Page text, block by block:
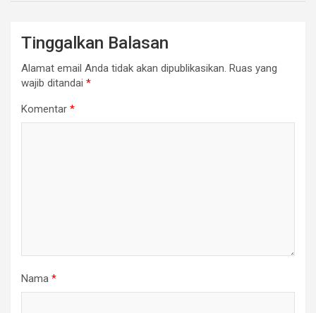
Tinggalkan Balasan
Alamat email Anda tidak akan dipublikasikan. Ruas yang
wajib ditandai *
Komentar *
Nama *